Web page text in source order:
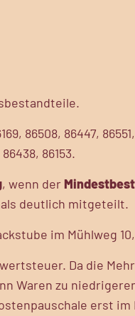
86447, 86551,
86153.
, wenn der
deutlich mitgeteilt.
im Mühlweg
Da die
Waren zu
erst im